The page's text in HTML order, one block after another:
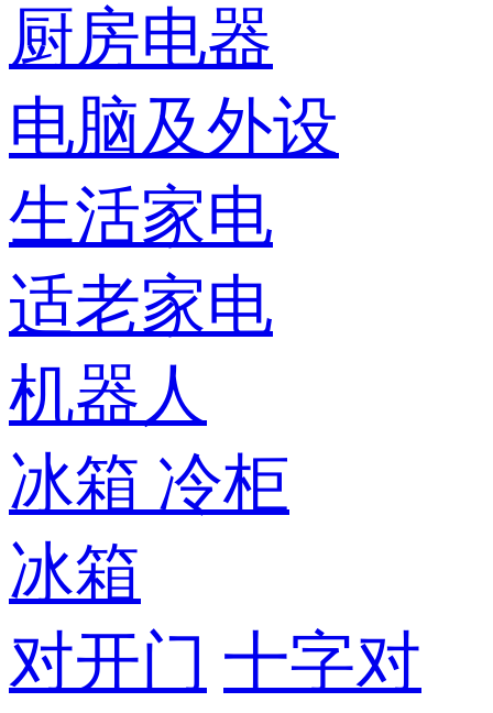
厨房电器
电脑及外设
生活家电
适老家电
机器人
冰箱 冷柜
冰箱
对开门 十字对